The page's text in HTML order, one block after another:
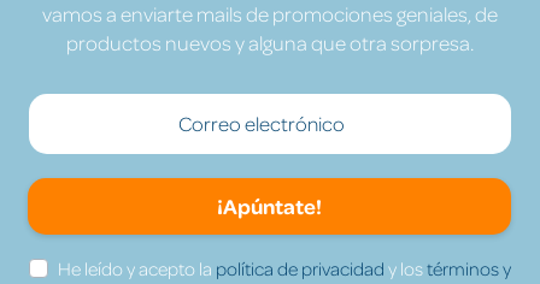
vamos a enviarte mails de promociones geniales, de
productos nuevos y alguna que otra sorpresa.
¡Apúntate!
He leído y acepto la política de privacidad y lostérminos y